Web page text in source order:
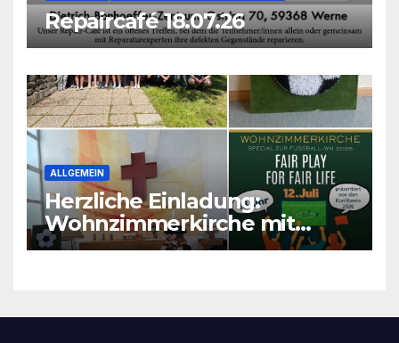
Repaircafé 18.07.26
ALLGEMEIN
Herzliche Einladung:
Wohnzimmerkirche mit
unseren Konfis